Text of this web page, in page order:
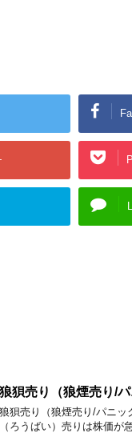
狼狽売り（狼煙売り/パ
狼狽売り（狼煙売り/パニッ
（ろうばい）売りは株価が